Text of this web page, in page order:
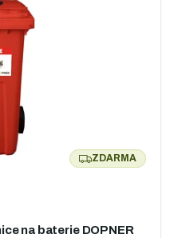
ZDARMA
ZDARMA
na baterie DOPNER